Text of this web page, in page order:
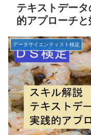
テキストデー
的アプローチと
データサイエンティスト検定